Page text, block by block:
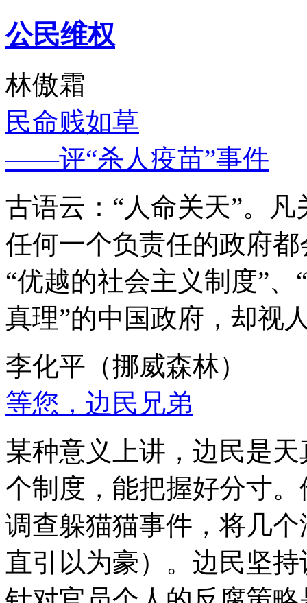
公民维权
林傲霜
民命贱如草
——评“杀人疫苗”事件
古语云：“人命关天”。
任何一个负责任的政府
“优越的社会主义制度”
真理”的中国政府，却视
李化平（挪威森林）
等您，边民兄弟
某种意义上讲，边民是
个制度，能把握好分寸
调查躲猫猫事件，将几
直引以为豪）。边民坚